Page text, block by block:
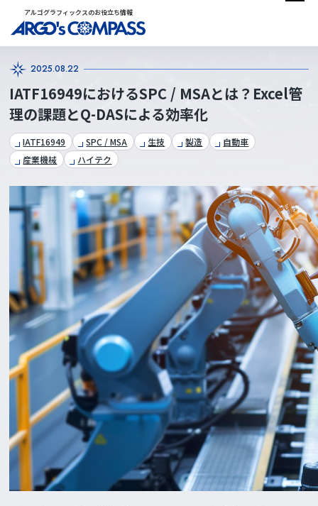
アルゴグラフィックスのお役立ち情報
2025.08.22
IATF16949におけるSPC / MSAとは？Excel管
理の課題とQ-DASによる効率化
IATF16949 SPC / MSA 生技 製造
自動車
産業機械
ハイテク